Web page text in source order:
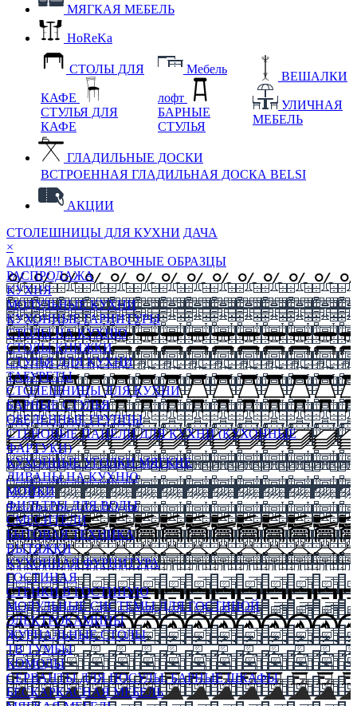
МЯГКАЯ МЕБЕЛЬ
HoReKa
СТОЛЫ ДЛЯ
КАФЕ
СТУЛЬЯ ДЛЯ
КАФЕ
Мебель
лофт
БАРНЫЕ
СТУЛЬЯ
ВЕШАЛКИ
УЛИЧНАЯ
МЕБЕЛЬ
ГЛАДИЛЬНЫЕ ДОСКИ
ВСТРОЕННАЯ ГЛАДИЛЬНАЯ ДОСКА BELSI
АКЦИИ
СТОЛЕШНИЦЫ ДЛЯ КУХНИ ДАЧА
×
АКЦИЯ!! ВЫСТАВОЧНЫЕ ОБРАЗЦЫ
РАСПРОДАЖА
КУХНЯ
МОДУЛЬНЫЕ КУХНИ
КУХОННЫЕ ГАРНИТУРЫ
СТОЛЫ НА КУХНЮ
СТОЛЫ КНИЖКИ
СТУЛЬЯ ДЛЯ КУХНИ
ТАБУРЕТЫ
СТОЛЕШНИЦЫ ДЛЯ КУХНИ
БАРНЫЕ СТУЛЬЯ
ОБЕДЕННЫЕ ГРУППЫ
СТЕНОВЫЕ ПАНЕЛИ ДЛЯ КУХНИ (КУХОННЫЕ
ФАРТУКИ)
КУХОННЫЕ УГОЛКИ МЯГКИЕ
ДИВАНЫ НА КУХНЮ
МОЙКИ
ФИЛЬТРЫ ДЛЯ ВОДЫ
СМЕСИТЕЛИ
БЫТОВАЯ ТЕХНИКА
ВЫТЯЖКИ
КУХОННАЯ ФУРНИТУРА
ГОСТИНАЯ
СТЕНКИ В ГОСТИНУЮ
МОДУЛЬНЫЕ СИСТЕМЫ ДЛЯ ГОСТИНОЙ
ЭЛЕКТРОКАМИНЫ
ЖУРНАЛЬНЫЕ СТОЛЫ
ТВ ТУМБЫ
КОМОДЫ
СЕРВАНТЫ ДЛЯ ПОСУДЫ, БАРНЫЕ ШКАФЫ
БЕСКАРКАСНАЯ МЕБЕЛЬ